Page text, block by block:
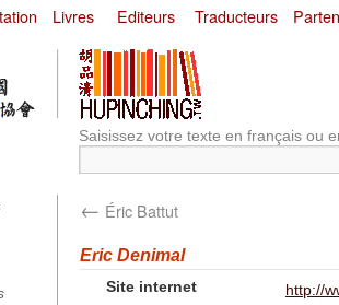
Livres Editeurs Traducteurs
Saisissez votre texte en français ou
← Éric Battut
Eric Denimal
Site internet http://